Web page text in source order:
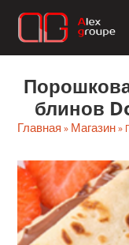
Перейти
блинов
Главная » Магазин»